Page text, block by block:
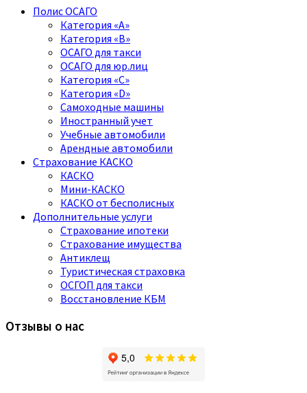
Полис ОСАГО
Категория «A»
Категория «B»
ОСАГО для такси
ОСАГО для юр.лиц
Категория «C»
Категория «D»
Самоходные машины
Иностранный учет
Учебные автомобили
Арендные автомобили
Страхование КАСКО
КАСКО
Мини-КАСКО
КАСКО от бесполисных
Дополнительные услуги
Страхование ипотеки
Страхование имущества
Антиклещ
Туристическая страховка
ОСГОП для такси
Восстановление КБМ
Отзывы о нас